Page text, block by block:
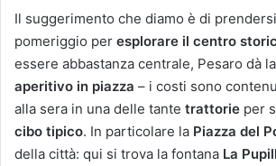
Il suggerimento che diamo è di
pomeriggio per esplorare il centro
essere abbastanza centrale, Pesaro dà
aperitivo in piazza – i costi sono
alla sera in una delle tante trattorie per
cibo tipico. In particolare la Piazza del
della città: qui si trova la fontana La